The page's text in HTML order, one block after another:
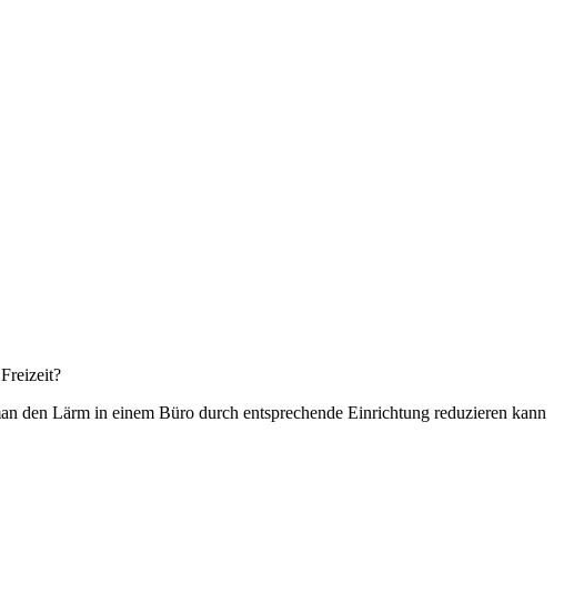
den Lärm in einem Büro durch entsprechende Einrichtung reduzieren kann